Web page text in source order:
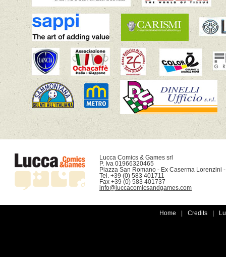
Lucca Comics & Games srl
P. Iva 01966320465
Piazza San Romano - Ex Caserma Lorenzini
Tel. +39 (0) 583 401711
info@luccacomicsandgames.com
Home Credits